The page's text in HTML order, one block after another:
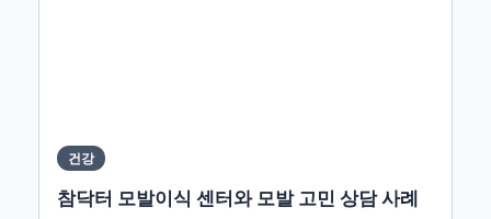
건강
참닥터 모발이식 센터와 모발 고민 상담 사례